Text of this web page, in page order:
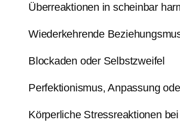
Überreaktionen in scheinbar
Wiederkehrende
Blockaden oder Selbstzweifel
Perfektionismus, Anpassung
Körperliche Stressreaktionen